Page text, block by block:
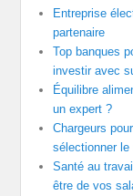
Entreprise
partenaire
Top banques
investir avec
Équilibre
un expert ?
Chargeurs
sélectionner
Santé au
être de vos